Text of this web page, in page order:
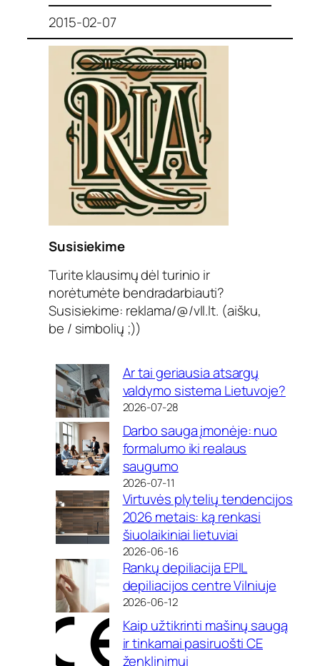
2015-02-07
Susisiekime
Turite klausimų dėl turinio ir
norėtumėte bendradarbiauti?
Susisiekime: reklama/@/vll.lt. (aišku,
be / simbolių ;))
Ar tai geriausia atsargų
valdymo sistema Lietuvoje?
2026-07-28
Darbo sauga įmonėje: nuo
formalumo iki realaus
saugumo
2026-07-11
Virtuvės plytelių tendencijos
2026 metais: ką renkasi
šiuolaikiniai lietuviai
2026-06-16
Rankų depiliacija EPIL
depiliacijos centre Vilniuje
2026-06-12
Kaip užtikrinti mašinų saugą
ir tinkamai pasiruošti CE
ženklinimui